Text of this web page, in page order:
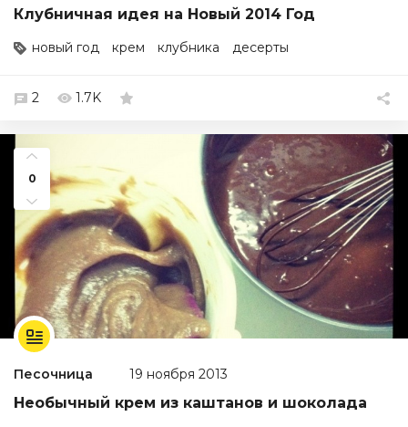
Клубничная идея на Новый 2014 Год
новый год крем клубника десерты
2 1.7K
0
Песочница 19 ноября 2013
Необычный крем из каштанов и шоколада